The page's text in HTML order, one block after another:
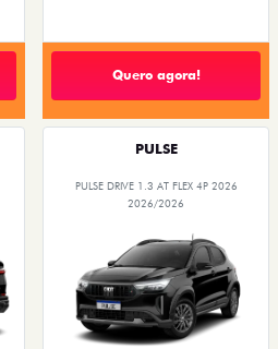
Quero agora!
PULSE
PULSE DRIVE 1.3 AT FLEX 4P 2026
2026/2026